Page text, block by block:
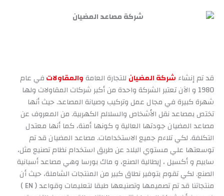
قد تم إنشاء شركة المضيانللتجارة العامة والمقاولات في عام
1980 و الآن تعتبر الشركة واحدة من أكبر شركات المقاولات ولها
شهرة كبيرة في مجال عمل وتركيب وصيانة المصاعد. حيث أنها
تختص بمصاعد نقل الأشخاص والسلالم الكهربية. من المعروف عن
مصاعد المضيان جودتها العالية و كونها أمنة، كما أنها معتدل
التكلفة. لكي تلاءم جميع الاستخدامات. مصاعد المضيان قد تم
توسعتها علي مستوي البلاد عن طريق استخدام نظام تصنيع مثل،
سابيم و أكسيل ، إيطالية الصنع، و ماك بورسا وهي مصاعد أسبانية
الصنع. لكي تقوم بتوفير نطاق كبير من المنتجات الشاملة، حيث أن
منتجاتنا قد تم تصميمها وتصنيعها طبقا لتعليمات وقواعد ( EN )